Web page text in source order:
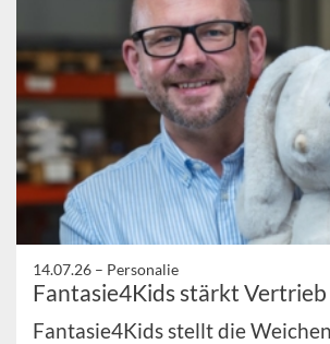
14.07.26 – Personalie
Fantasie4Kids stärkt Vertrieb
Fantasie4Kids stellt die